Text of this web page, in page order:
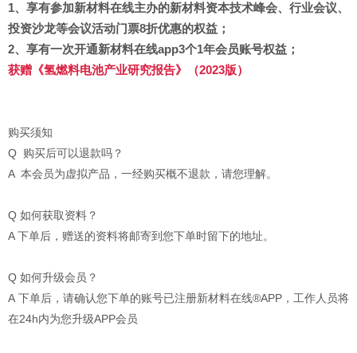
1、 享有参加新材料在线主办的新材料资本技术峰会、行业会议、
投资沙龙等会议活动门票8折优惠的权益；
2、享有一次开通新材料在线app3个1年会员账号权益 ；
获赠 《氢燃料电池产业研究报告》（2023版）
购买须知
Q 购买后可以退款吗？
A 本会员为虚拟产品，一经购买概不退款，请您理解。
Q 如何获取资料？
A 下单后，赠送的资料将邮寄到您下单时留下的地址。
Q 如何升级会员？
A 下单后，请确认您下单的账号已注册新材料在线®APP，工作人员将
在24h内为您升级APP会员